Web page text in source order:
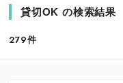
貸切OK の検索結果
279件